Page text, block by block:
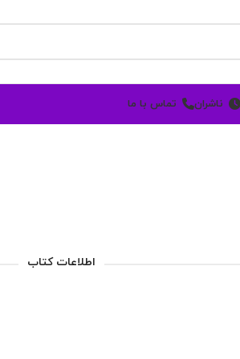
ناشران تماس با ما
اطلاعات کتاب